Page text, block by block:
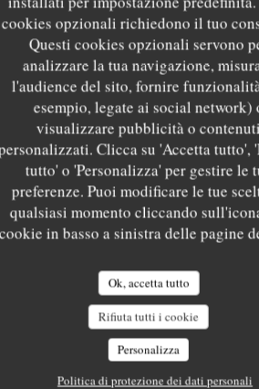
cookies opzionali richiedono il tuo
Questi cookies opzionali servono
analizzare la tua navigazione,
l'audience del sito, fornire
esempio, legate ai social network)
visualizzare pubblicità o
Clicca su 'Accetta tutto',
tutto' o 'Personalizza' per gestire le
preferenze. Puoi modificare le tue
qualsiasi momento cliccando
cookie in basso a sinistra delle pagine
Ok, accetta tutto
Rifiuta tutti i cookie
Personalizza
Politica di protezione dei dati personali
nostri clienti
4
4/5 Cucina: 5 /5 Qualità / Prezzo: 5/5
soirée. Accueil chaleureux, les
3